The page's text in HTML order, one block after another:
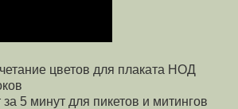
цветов для плаката НОД
за 5 минут для пикетов и митингов